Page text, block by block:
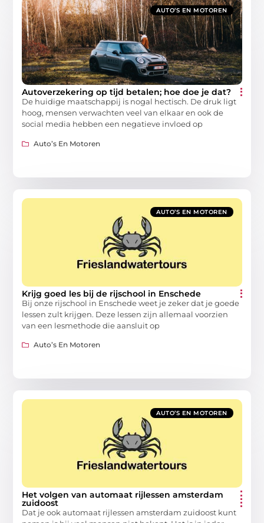
AUTO’S EN MOTOREN
Autoverzekering op tijd betalen; hoe doe je dat?
De huidige maatschappij is nogal hectisch. De druk ligt
hoog, mensen verwachten veel van elkaar en ook de
social media hebben een negatieve invloed op
Auto’s En Motoren
AUTO’S EN MOTOREN
Krijg goed les bij de rijschool in Enschede
Bij onze rijschool in Enschede weet je zeker dat je goede
lessen zult krijgen. Deze lessen zijn allemaal voorzien
van een lesmethode die aansluit op
Auto’s En Motoren
AUTO’S EN MOTOREN
Het volgen van automaat rijlessen amsterdam
zuidoost
Dat je ook automaat rijlessen amsterdam zuidoost kunt